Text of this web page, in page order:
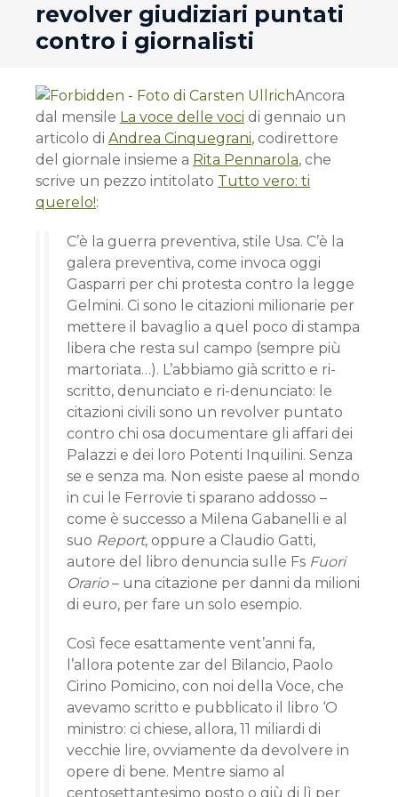
revolver giudiziari puntati
contro i giornalisti
Ancora
dal mensile La voce delle voci di gennaio un
articolo di Andrea Cinquegrani, codirettore
del giornale insieme a Rita Pennarola, che
scrive un pezzo intitolato Tutto vero: ti
querelo!:
C’è la guerra preventiva, stile Usa. C’è la
galera preventiva, come invoca oggi
Gasparri per chi protesta contro la legge
Gelmini. Ci sono le citazioni milionarie per
mettere il bavaglio a quel poco di stampa
libera che resta sul campo (sempre più
martoriata…). L’abbiamo già scritto e ri-
scritto, denunciato e ri-denunciato: le
citazioni civili sono un revolver puntato
contro chi osa documentare gli affari dei
Palazzi e dei loro Potenti Inquilini. Senza
se e senza ma. Non esiste paese al mondo
in cui le Ferrovie ti sparano addosso –
come è successo a Milena Gabanelli e al
suo Report, oppure a Claudio Gatti,
autore del libro denuncia sulle Fs Fuori
Orario– una citazione per danni da milioni
di euro, per fare un solo esempio.
Così fece esattamente vent’anni fa,
l’allora potente zar del Bilancio, Paolo
Cirino Pomicino, con noi della Voce, che
avevamo scritto e pubblicato il libro ‘O
ministro: ci chiese, allora, 11 miliardi di
vecchie lire, ovviamente da devolvere in
opere di bene. Mentre siamo al
centosettantesimo posto o giù di lì per